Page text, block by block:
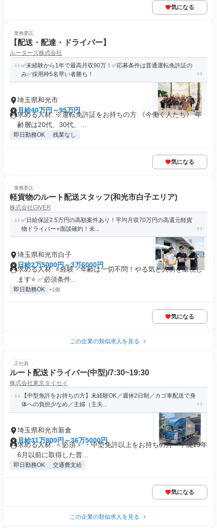
気になる
業務委託
【配送・配達・ドライバー】
ルーターズ株式会社
✅未経験から1年で最高月収90万！✅応募条件は普通運転免許証の
み✅採用枠5名早い者勝ち！
埼玉県和光市
月給40万円～95万円
求める人材: ※運転免許証をお持ちの方 《今働く人たち》 年
齢層は20代、30代、...
即日勤務OK 残業なし
気になる
業務委託
軽貨物のルート配送スタッフ(和光市白子エリア)
株式会社GIVER
✅日給保証2.5万円の高額案件あり！平均月収70万円の高還元軽貨
物ドライバー⭐面談確約！未...
埼玉県和光市白子
日給2万5000円～3万6000円
求める人材: ⭐️経験・年齢は一切不問！やる気と人柄を重視し
ます⭐️ ✅️必須条件...
即日勤務OK +1個
気になる
この企業の類似求人を見る
正社員
ルート配送ドライバー(中型)/7:30~19:30
株式会社東京タイセイ
【中型免許をお持ちの方】未経験OK／週休2日制／カゴ車配送で身
体への負担少なめ／主婦（主夫...
埼玉県和光市新倉
月給31万800円～36万5000円
求める人材: ＜必須＞ ・中型免許以上をお持ちの方 └平成19年
6月以前に取得した普...
即日勤務OK 交通費支給
気になる
この企業の類似求人を見る